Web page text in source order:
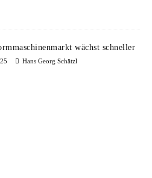
wächst schneller
Hans Georg Schätzl